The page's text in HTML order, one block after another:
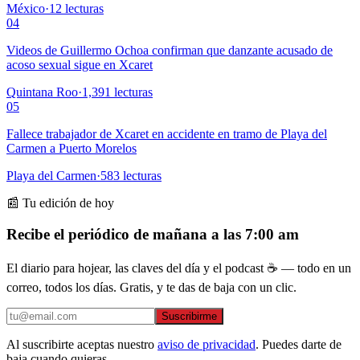
México·12 lecturas
04
Videos de Guillermo Ochoa confirman que danzante acusado de
acoso sexual sigue en Xcaret
Quintana Roo·1,391 lecturas
05
Fallece trabajador de Xcaret en accidente en tramo de Playa del
Carmen a Puerto Morelos
Playa del Carmen·583 lecturas
📰 Tu edición de hoy
Recibe el periódico de mañana a las 7:00 am
El diario para hojear, las claves del día y el podcast ☕ — todo en un
correo, todos los días. Gratis, y te das de baja con un clic.
Suscribirme
Al suscribirte aceptas nuestro aviso de privacidad. Puedes darte de